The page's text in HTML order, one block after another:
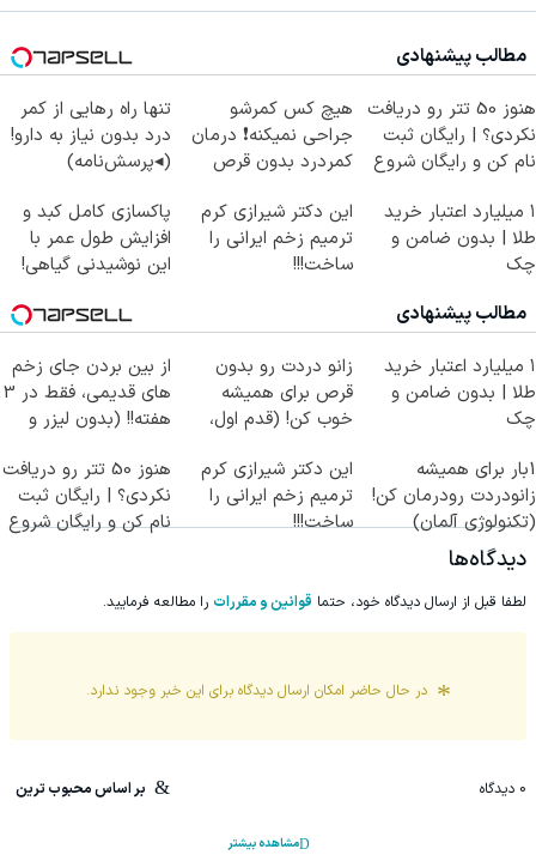
مطالب پیشنهادی
هنوز 50 تتر رو دریافت
نکردی؟ | رایگان ثبت
نام کن و رایگان شروع
هیچ کس کمرشو
جراحی نمیکنه❗ درمان
کمردرد بدون قرص
تنها راه رهایی از کمر
درد بدون نیاز به دارو!
(◂پرسش‌نامه)
۱ میلیارد اعتبار خرید
طلا | بدون ضامن و
چک
این دکتر شیرازی کرم
ترمیم زخم ایرانی را
ساخت!!!
پاکسازی کامل کبد و
افزایش طول عمر با
این نوشیدنی گیاهی!
مطالب پیشنهادی
۱ میلیارد اعتبار خرید
طلا | بدون ضامن و
چک
زانو دردت رو بدون
قرص برای همیشه
خوب کن! (قدم اول،
از بین بردن جای زخم
های قدیمی، فقط در 3
هفته!! (بدون لیزر و
1بار برای همیشه
زانودردت رودرمان کن!
(تکنولوژی آلمان)
◂پرسشنامه▸
این دکتر شیرازی کرم
ترمیم زخم ایرانی را
ساخت!!!
هنوز 50 تتر رو دریافت
نکردی؟ | رایگان ثبت
نام کن و رایگان شروع
دیدگاه‌ها
لطفا قبل از ارسال دیدگاه خود، حتما قوانین و مقررات را مطالعه فرمایید.
در حال حاضر امکان ارسال دیدگاه برای این خبر وجود ندارد.
0 دیدگاه بر اساس محبوب ترین
مشاهده بیشتر